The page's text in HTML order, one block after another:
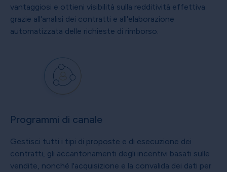
vantaggiosi e ottieni visibilità sulla redditività effettiva
grazie all'analisi dei contratti e all'elaborazione
automatizzata delle richieste di rimborso.
Programmi di canale
Gestisci tutti i tipi di proposte e di esecuzione dei
contratti, gli accantonamenti degli incentivi basati sulle
vendite, nonché l'acquisizione e la convalida dei dati per